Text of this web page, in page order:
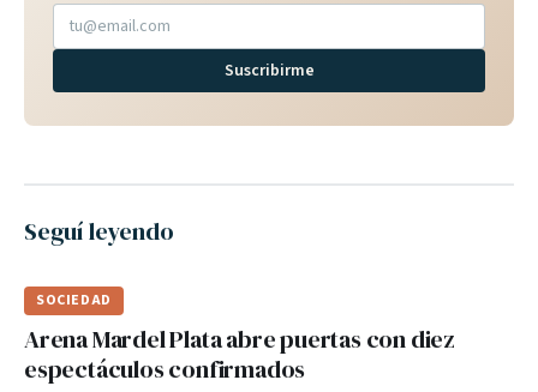
Suscribirme
Seguí leyendo
SOCIEDAD
Arena Mardel Plata abre puertas con diez
espectáculos confirmados